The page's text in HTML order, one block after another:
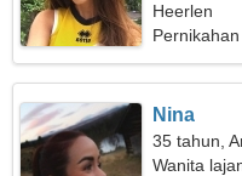
seseorang
Heerlen
Pernikahan
Nina
35 tahun,
Wanita